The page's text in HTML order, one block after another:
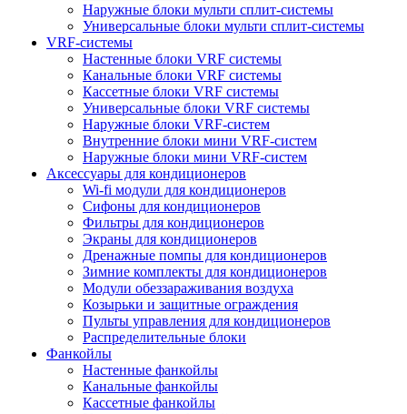
Наружные блоки мульти сплит-системы
Универсальные блоки мульти сплит-системы
VRF-системы
Настенные блоки VRF системы
Канальные блоки VRF системы
Кассетные блоки VRF системы
Универсальные блоки VRF системы
Наружные блоки VRF-систем
Внутренние блоки мини VRF-систем
Наружные блоки мини VRF-систем
Аксессуары для кондиционеров
Wi-fi модули для кондиционеров
Сифоны для кондиционеров
Фильтры для кондиционеров
Экраны для кондиционеров
Дренажные помпы для кондиционеров
Зимние комплекты для кондиционеров
Модули обеззараживания воздуха
Козырьки и защитные ограждения
Пульты управления для кондиционеров
Распределительные блоки
Фанкойлы
Настенные фанкойлы
Канальные фанкойлы
Кассетные фанкойлы